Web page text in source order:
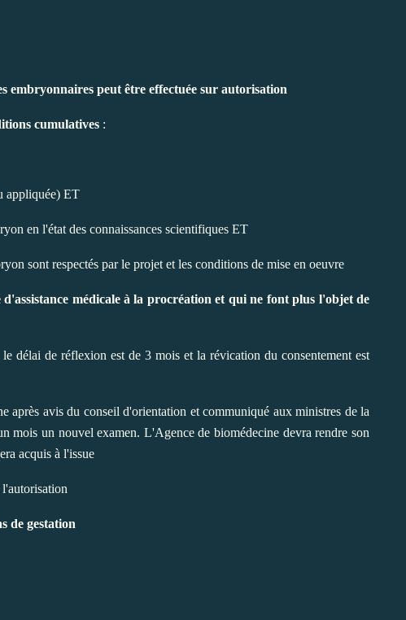
embryonnaires peut être effectuée sur autorisation
cumulatives :
appliquée) ET
en l'état des connaissances scientifiques ET
sont respectés par le projet et les conditions de mise en oeuvre
médicale à la procréation et qui ne font plus l'objet de
le délai de réflexion est de 3 mois et la révication du consentement est
après avis du conseil d'orientation et communiqué aux ministres de la
mois un nouvel examen. L'Agence de biomédecine devra rendre son
acquis à l'issue
de gestation